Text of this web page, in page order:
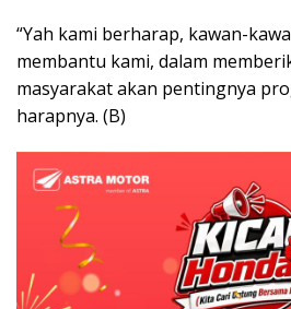
“Yah kami berharap, kawan-
membantu kami, dalam
masyarakat akan pentingnya
harapnya. (B)